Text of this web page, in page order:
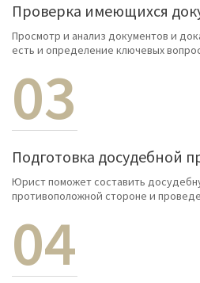
Проверка имеющихся
Просмотр и анализ документов и
есть и определение ключевых
03
Подготовка досудебной
Юрист поможет составить
противоположной стороне и
04